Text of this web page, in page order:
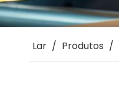
Lar / Produtos /